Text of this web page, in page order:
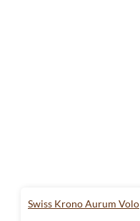
Swiss Krono Aurum Volo